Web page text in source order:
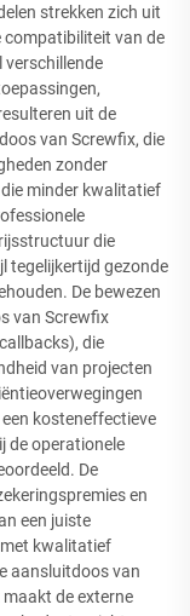
strekken zich uit
compatibiliteit van de
uit de
van Screwfix, die
zonder
minder kwalitatief
die
tegelijkertijd gezonde
De bewezen
van Screwfix
die
van projecten
kosteneffectieve
de operationele
De
en
een juiste
kwalitatief
aansluitdoos van
de externe